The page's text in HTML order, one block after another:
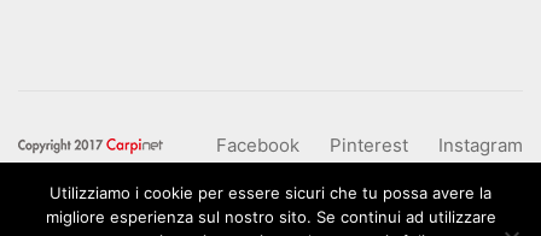
Facebook Pinterest
Instagram
Utilizziamo i cookie per essere sicuri che tu possa avere la
migliore esperienza sul nostro sito. Se continui ad utilizzare